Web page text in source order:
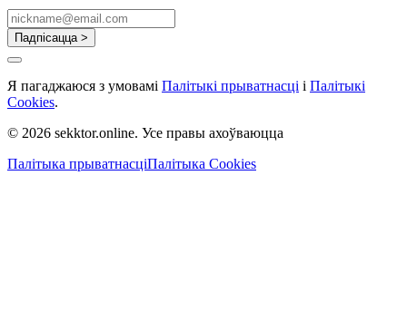
Падпісацца >
Я пагаджаюся з умовамі Палітыкі прыватнасці і Палітыкі
Cookies.
© 2026 sekktor.online. Усе правы ахоўваюцца
Палітыка прыватнасціПалітыка Cookies